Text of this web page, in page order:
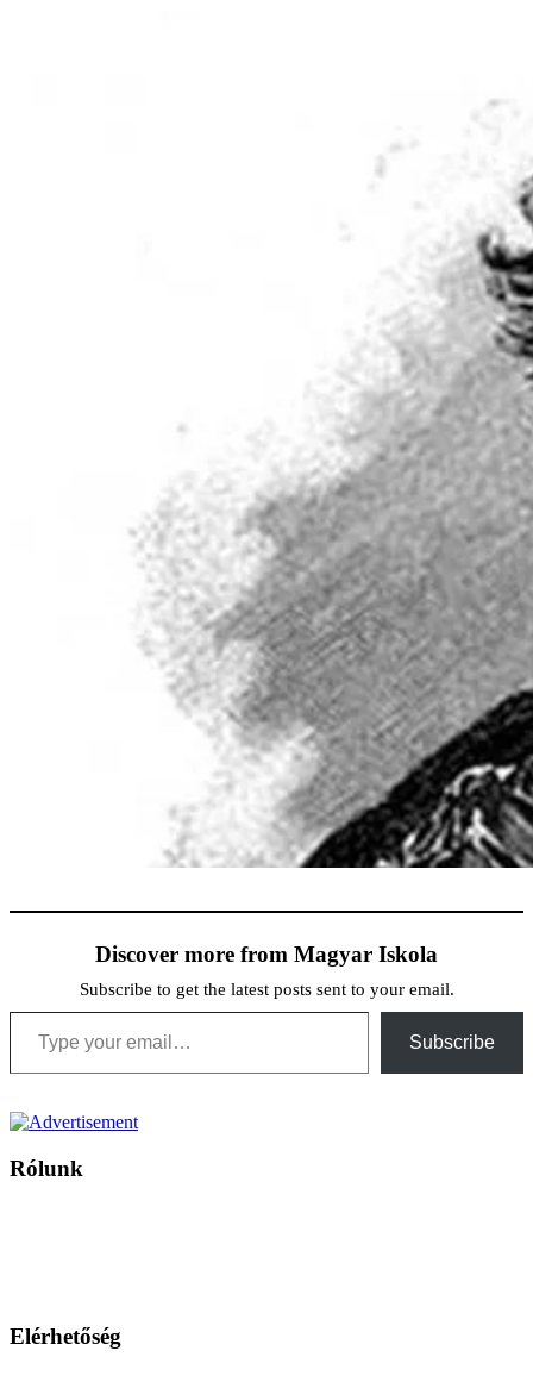
Discover more from Magyar Iskola
Subscribe to get the latest posts sent to your email.
Type your email…
Subscribe
Rólunk
Elérhetőség